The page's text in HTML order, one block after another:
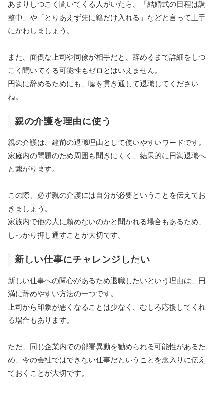
あまりしつこく聞いてくる人がいたら、「結婚式の日程は調
整中」や「とりあえず先に籍だけ入れる」などと言って上手
にかわしましょう。
また、面倒な上司や同僚が相手だと、辞めるまで詳細をしつ
こく聞いてくる可能性もゼロとはいえません。
円満に辞めるためにも、嘘を貫き通して退職してください
ね。
親の介護を理由に使う
親の介護は、建前の退職理由として使いやすいワードです。
家庭内の問題のため周囲も聞きにくく、結果的に円満退職へ
と繋がります。
この際、必ず親の介護には自分が必要ということを伝えてお
きましょう。
家族内で他の人に頼めないのかと聞かれる場合もあるため、
しっかり押し通すことが大切です。
新しい仕事にチャレンジしたい
新しい仕事への関心があるため退職したいという理由は、円
満に辞めやすい方法の一つです。
上司から印象が悪くなることは少なく、むしろ応援してくれ
る場合もあります。
ただ、同じ企業内での部署異動を勧められる可能性があるた
め、今の会社ではできない仕事だということを念入りに伝え
ておくことが大切です。